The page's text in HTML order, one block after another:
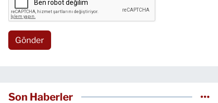
Gönder
Son Haberler